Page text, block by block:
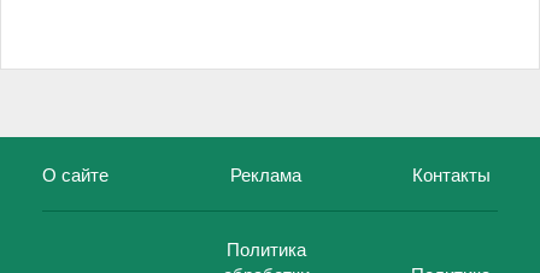
О сайте Реклама Контакты
Политика